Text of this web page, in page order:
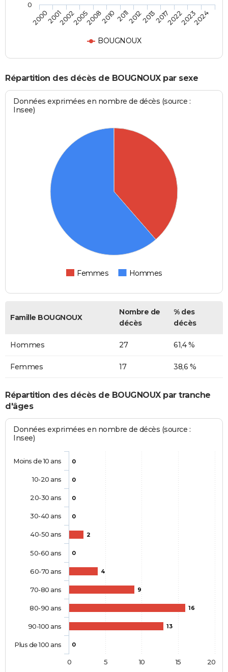
BOUGNOUX
200020012002200520082010 2011201220132017202220232024
0
Répartition des décès de BOUGNOUX par sexe
Données exprimées en nombre de décès (source :
Insee)
Femmes Hommes
Famille BOUGNOUX
Nombre de
décès
% des
décès
Hommes 27 61,4 %
Femmes 17 38,6 %
Répartition des décès de BOUGNOUX par tranche
d'âges
Données exprimées en nombre de décès (source :
Insee)
0
0
0
0
2
0
4
9
16
13
0
Moins de 10 ans
10-20 ans
20-30 ans
30-40 ans
40-50 ans
50-60 ans
60-70 ans
70-80 ans
80-90 ans
90-100 ans
Plus de 100 ans
0 5 10 15 20